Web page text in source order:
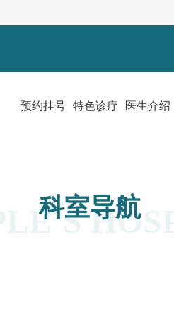
预约挂号 特色诊疗 医生介绍
科室导航